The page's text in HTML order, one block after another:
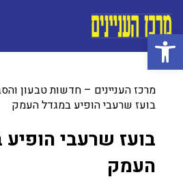
פתח סרגל נגישות
מרכז העניינים – חדשות טבעון
בועז שרעבי הופיע במגדל העמק
בועז שרעבי
העמק